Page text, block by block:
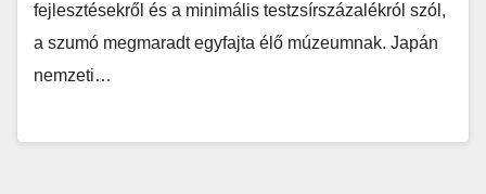
fejlesztésekről és a minimális testzsírszázalékról szól,
a szumó megmaradt egyfajta élő múzeumnak. Japán
nemzeti…